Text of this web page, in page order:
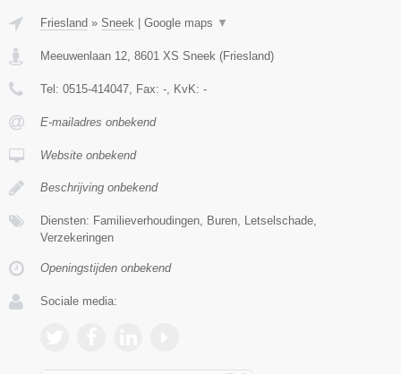
Friesland » Sneek | Google maps ▼
Meeuwenlaan 12 8601 XS Sneek (Friesland)
Tel: 0515-414047 , Fax: - , KvK: -
E-mailadres onbekend
Website onbekend
Beschrijving onbekend
Diensten: Familieverhoudingen, Buren, Letselschade,
Verzekeringen
Openingstijden onbekend
Sociale media: